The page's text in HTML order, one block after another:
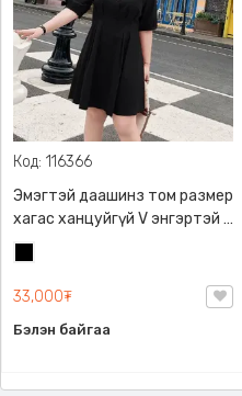
Код: 116366
Эмэгтэй даашинз том размер
хагас ханцуйгүй V энгэртэй 2
товчтой
33,000₮
Бэлэн байгаа